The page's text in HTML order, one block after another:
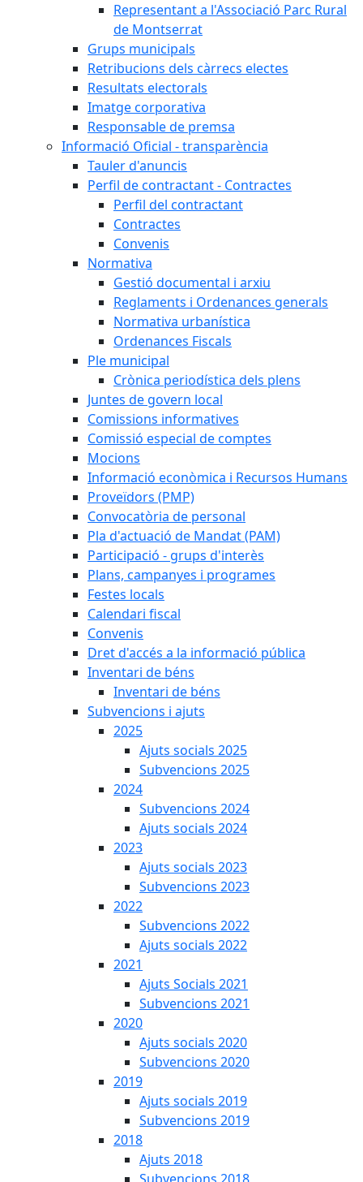
Representant a l'Associació Parc Rural
de Montserrat
Grups municipals
Retribucions dels càrrecs electes
Resultats electorals
Imatge corporativa
Responsable de premsa
Informació Oficial - transparència
Tauler d'anuncis
Perfil de contractant - Contractes
Perfil del contractant
Contractes
Convenis
Normativa
Gestió documental i arxiu
Reglaments i Ordenances generals
Normativa urbanística
Ordenances Fiscals
Ple municipal
Crònica periodística dels plens
Juntes de govern local
Comissions informatives
Comissió especial de comptes
Mocions
Informació econòmica i Recursos Humans
Proveïdors (PMP)
Convocatòria de personal
Pla d'actuació de Mandat (PAM)
Participació - grups d'interès
Plans, campanyes i programes
Festes locals
Calendari fiscal
Convenis
Dret d'accés a la informació pública
Inventari de béns
Inventari de béns
Subvencions i ajuts
2025
Ajuts socials 2025
Subvencions 2025
2024
Subvencions 2024
Ajuts socials 2024
2023
Ajuts socials 2023
Subvencions 2023
2022
Subvencions 2022
Ajuts socials 2022
2021
Ajuts Socials 2021
Subvencions 2021
2020
Ajuts socials 2020
Subvencions 2020
2019
Ajuts socials 2019
Subvencions 2019
2018
Ajuts 2018